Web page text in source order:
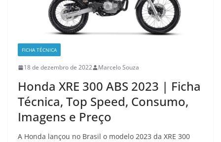
FICHA TÉCNICA
18 de dezembro de 2022 Marcelo Souza
Honda XRE 300 ABS 2023 | Ficha
Técnica, Top Speed, Consumo,
Imagens e Preço
A Honda lançou no Brasil o modelo 2023 da XRE 300